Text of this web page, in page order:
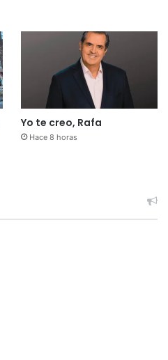
Yo te creo, Rafa
Hace 8 horas